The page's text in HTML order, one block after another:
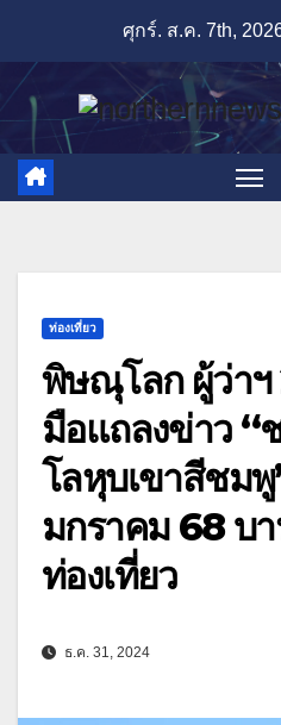
content
ศุกร์. ส.ค. 7th,
ท่องเที่ยว
พิษณุโลก ผู้ว่าฯ
มือแถลงข่าว “
โลหุบเขาสีชม
มกราคม 68 บ
ท่องเที่ยว
ธ.ค. 31, 2024